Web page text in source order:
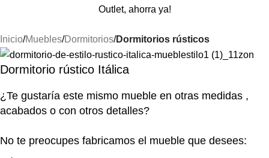
Outlet, ahorra ya!
Inicio Muebles Dormitorios Dormitorios rústicos
Dormitorio rústico Itálica
¿Te gustaría este mismo mueble en otras medidas ,
acabados o con otros detalles?
No te preocupes fabricamos el mueble que desees: